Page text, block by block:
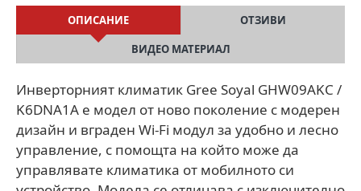
ОПИСАНИЕ
ОТЗИВИ
ВИДЕО МАТЕРИАЛ
Инверторният климатик Gree Soyal GHW09AKC /
K6DNA1A е модел от ново поколение с модерен
дизайн и вграден Wi-Fi модул за удобно и лесно
управление, с помощта на който може да
управлявате климатика от мобилното си